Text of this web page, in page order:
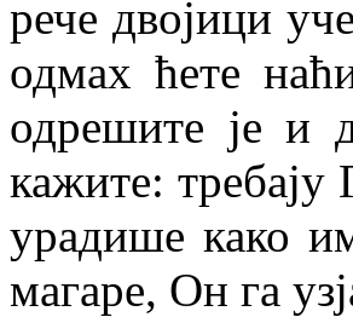
рече двојици
одмах ћете
одрешите је и
кажите:
урадише како
магаре, Он га